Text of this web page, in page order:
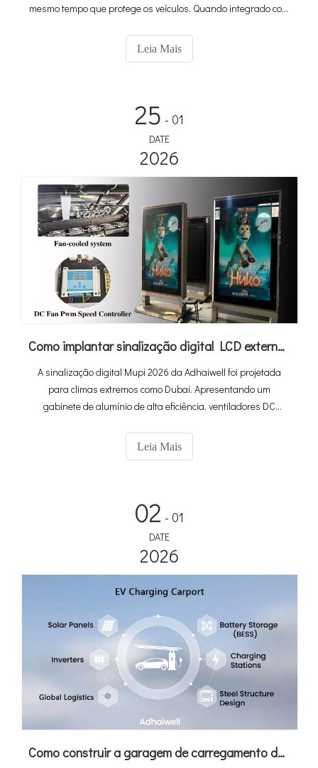
mesmo tempo que protege os veículos. Quando integrado com
veículos elétricos, torna-se um ecossistema completo de
“carregamento de armazenamento solar” que transforma
eléctricos a atingir os 20 milhões em 2025 e o mercado de
parques de estacionamento solares projectado para crescer
a uma taxa CAGR de 10,6%, para 2,67 mil milhões de dólares
até 2034, as soluções integradas estão a tornar-se
rapidamente o padrão para infra-estruturas de
carregamento comerciais e públicas.
Leia Mais
25 - 01
DATE
2026
Como implantar sinalização digital LCD externa de alto desempenho no calor extremo de 60°C em Dubai
A sinalização digital Mupi 2026 da Adhaiwell foi projetada
para climas extremos como Dubai. Apresentando um
gabinete de alumínio de alta eficiência, ventiladores DC
sistema permanece totalmente operacional mesmo em
temperaturas ambientes de 60°C. É uma verdadeira solução
Leia Mais
02 - 01
DATE
2026
Como construir a garagem de carregamento de EV perfeita: um guia para personalizar garagem com Adhaiwell China